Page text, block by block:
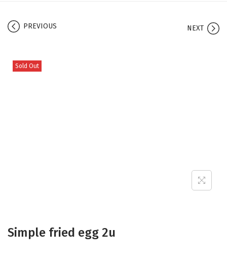
PREVIOUS NEXT
Sold Out
Simple fried egg 2u